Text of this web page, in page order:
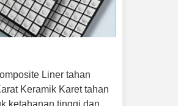
Liner tahan
Keramik Karet tahan
ketahanan tinggi dan